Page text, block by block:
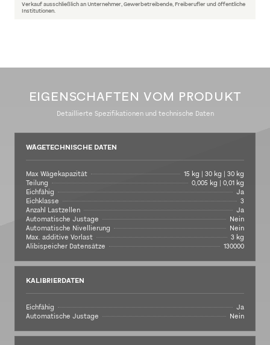
Verkauf ausschließlich an Unternehmer, Gewerbetreibende, Freiberufler und öffentliche
Institutionen.
EIGENSCHAFTEN VOM PRODUKT
Detaillierte Spezifikationen und technische Daten
WÄGETECHNISCHE DATEN
Max Wägekapazität
15 kg | 30 kg | 30 kg
Teilung
0,005 kg | 0,01 kg
Eichfähig
Ja
Eichklasse
3
Anzahl Lastzellen
Ja
Automatische Justage
Nein
Automatische Nivellierung
Nein
Max. additive Vorlast
3 kg
Alibispeicher Datensätze
130000
KALIBRIERDATEN
Eichfähig
Ja
Automatische Justage
Nein